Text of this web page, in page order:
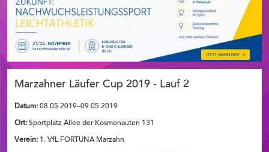
Marzahner Läufer Cup 2019 - Lauf 2
Datum: 08.05.2019–09.05.2019
Ort: Sportplatz Allee der Kosmonauten 131
Verein: 1. VfL FORTUNA Marzahn